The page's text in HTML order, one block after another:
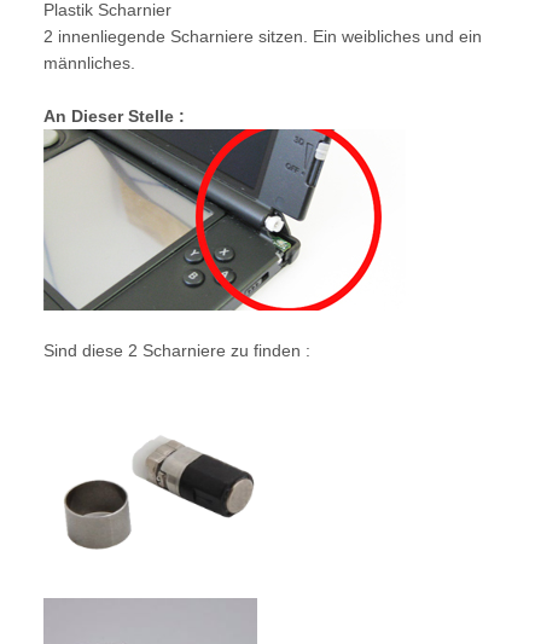
Plastik Scharnier
2 innenliegende Scharniere sitzen. Ein weibliches und ein
männliches.
An Dieser Stelle :
Sind diese 2 Scharniere zu finden :